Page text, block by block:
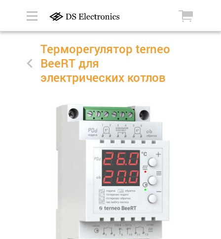
Терморегулятор terneo
BeeRT для
электрических котлов